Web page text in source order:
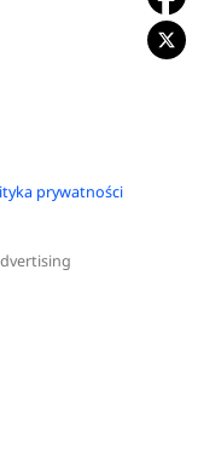
prywatności